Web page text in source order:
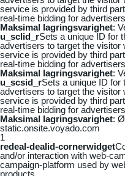
service is provided by third
real-time bidding for
Maksimal lagringsvarighet:
u_sclid_rSets a unique ID for
advertisers to target the visitor
service is provided by third
real-time bidding for
Maksimal lagringsvarighet:
u_scsid_rSets a unique ID for
advertisers to target the visitor
service is provided by third
real-time bidding for
Maksimal lagringsvarighet:
static.onsite.voyado.com
1
redeal-dealid-cornerwidget
and/or interaction with web-
campaign-platform used by
products.